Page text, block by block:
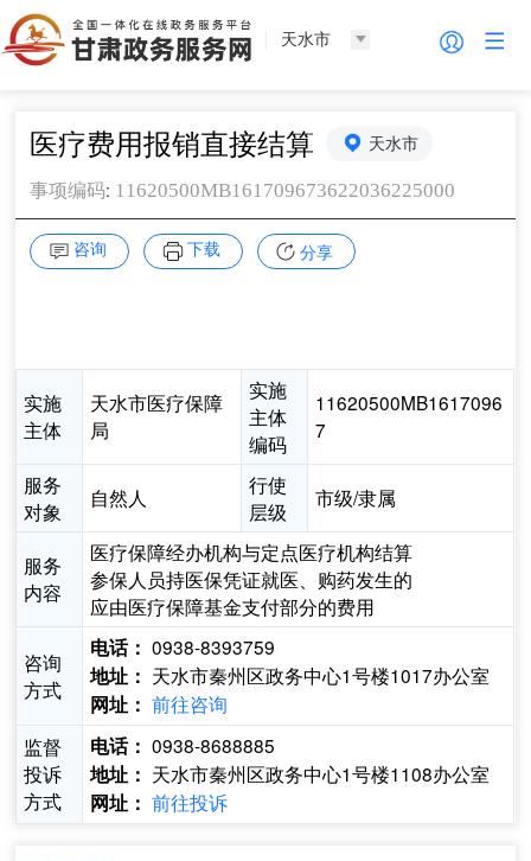
天水市
医疗费用报销直接结算 天水市
事项编码: 11620500MB161709673622036225000
咨询 下载 分享
实施
主体
天水市医疗保障
局
实施
主体
编码
11620500MB1617096
7
服务
对象
自然人
行使
层级
市级/隶属
服务
内容
医疗保障经办机构与定点医疗机构结算
参保人员持医保凭证就医、购药发生的
应由医疗保障基金支付部分的费用
咨询
方式
电话： 0938-8393759
地址： 天水市秦州区政务中心1号楼1017办公室
网址： 前往咨询
监督
投诉
方式
电话： 0938-8688885
地址： 天水市秦州区政务中心1号楼1108办公室
网址： 前往投诉